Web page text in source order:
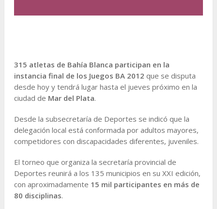
315 atletas de Bahía Blanca participan en la
instancia final de los Juegos BA 2012 que se disputa
desde hoy y tendrá lugar hasta el jueves próximo en la
ciudad de Mar del Plata.
Desde la subsecretaría de Deportes se indicó que la
delegación local está conformada por adultos mayores,
competidores con discapacidades diferentes, juveniles.
El torneo que organiza la secretaría provincial de
Deportes reunirá a los 135 municipios en su XXI edición,
con aproximadamente 15 mil participantes en más de
80 disciplinas.